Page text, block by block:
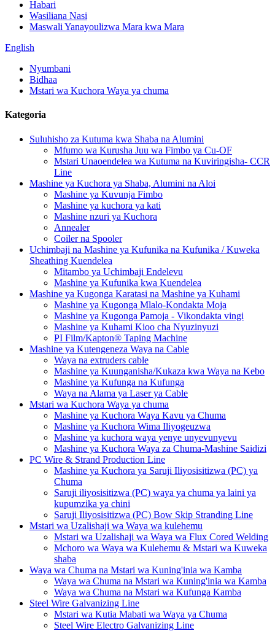
Habari
Wasiliana Nasi
Maswali Yanayoulizwa Mara kwa Mara
English
Nyumbani
Bidhaa
Mstari wa Kuchora Waya ya chuma
Kategoria
Suluhisho za Kutuma kwa Shaba na Alumini
Mfumo wa Kurusha Juu wa Fimbo ya Cu-OF
Mstari Unaoendelea wa Kutuma na Kuviringisha- CCR
Line
Mashine ya Kuchora ya Shaba, Alumini na Aloi
Mashine ya Kuvunja Fimbo
Mashine ya kuchora ya kati
Mashine nzuri ya Kuchora
Annealer
Coiler na Spooler
Uchimbaji na Mashine ya Kufunika na Kufunika / Kuweka
Sheathing Kuendelea
Mitambo ya Uchimbaji Endelevu
Mashine ya Kufunika kwa Kuendelea
Mashine ya Kugonga Karatasi na Mashine ya Kuhami
Mashine ya Kugonga Mlalo-Kondakta Moja
Mashine ya Kugonga Pamoja - Vikondakta vingi
Mashine ya Kuhami Kioo cha Nyuzinyuzi
PI Film/Kapton® Taping Machine
Mashine ya Kutengeneza Waya na Cable
Waya na extruders cable
Mashine ya Kuunganisha/Kukaza kwa Waya na Kebo
Mashine ya Kufunga na Kufunga
Waya na Alama ya Laser ya Cable
Mstari wa Kuchora Waya ya chuma
Mashine ya Kuchora Waya Kavu ya Chuma
Mashine ya Kuchora Wima Iliyogeuzwa
Mashine ya kuchora waya yenye unyevunyevu
Mashine ya Kuchora Waya za Chuma-Mashine Saidizi
PC Wire & Strand Production Line
Mashine ya Kuchora ya Saruji Iliyosisitizwa (PC) ya
Chuma
Saruji iliyosisitizwa (PC) waya ya chuma ya laini ya
kupumzika ya chini
Saruji Iliyosisitizwa (PC) Bow Skip Stranding Line
Mstari wa Uzalishaji wa Waya wa kulehemu
Mstari wa Uzalishaji wa Waya wa Flux Cored Welding
Mchoro wa Waya wa Kulehemu & Mstari wa Kuweka
shaba
Waya wa Chuma na Mstari wa Kuning'inia wa Kamba
Waya wa Chuma na Mstari wa Kuning'inia wa Kamba
Waya wa Chuma na Mstari wa Kufunga Kamba
Steel Wire Galvanizing Line
Mstari wa Kutia Mabati wa Waya ya Chuma
Steel Wire Electro Galvanizing Line